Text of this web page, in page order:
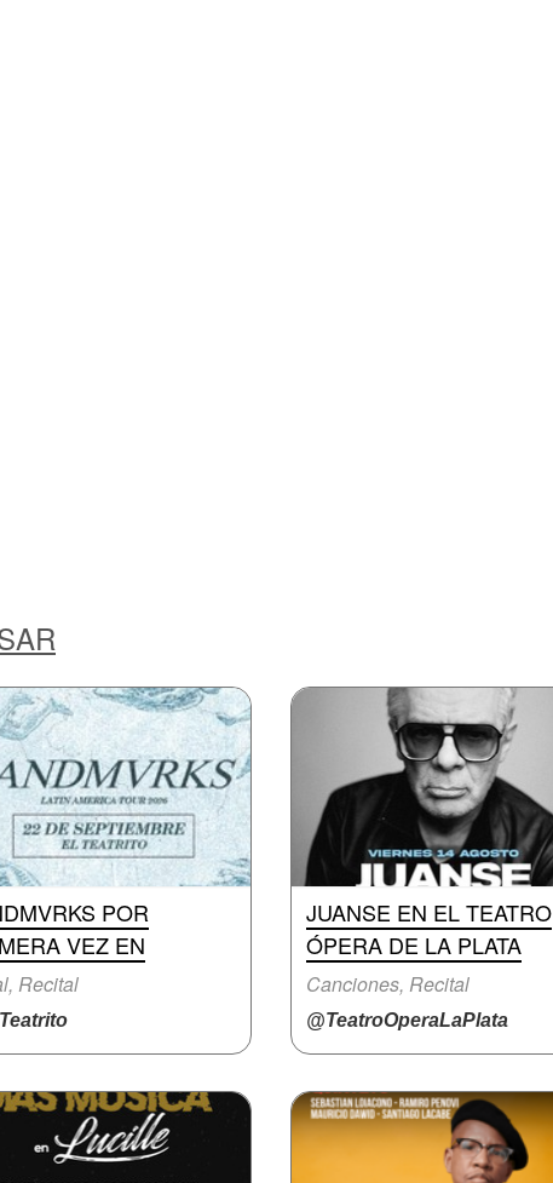
POR
VEZ EN
Recital
JUANSE EN EL TEATRO
ÓPERA DE LA PLATA
Canciones, Recital
@TeatroOperaLaPlata